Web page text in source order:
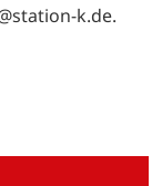
k.de.